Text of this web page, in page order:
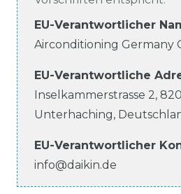
EU-Verantwortlicher
Airconditioning Germany
EU-Verantwortliche
Inselkammerstrasse 2,
Unterhaching,
EU-Verantwortlicher
info@daikin.de